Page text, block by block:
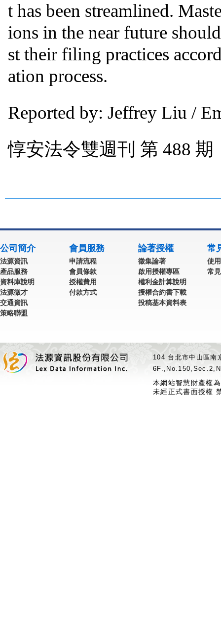
t has been streamlined.
ions in the near future
st their filing practices
ation process.
Reported by: Jeffrey Liu /
惇安法令雙週刊 第 488 期
公司簡介
法源資訊
產品服務
資料庫說明
法源徵才
交通資訊
策略聯盟
會員服務
申請流程
會員條款
授權費用
付款方式
論著授權
徵集論著
啟用授權專區
權利金計算說明
授權合約書下載
投稿基本資料表
常
使
常
104 台北市中山區
本網站智慧財產權
未經正式書面授權